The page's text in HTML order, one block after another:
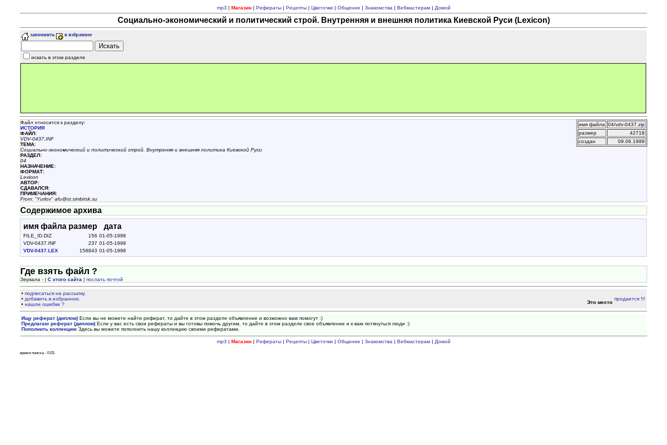
mp3 | Магазин| Рефераты| Рецепты| Цветочки | Общение | Знакомства | Вебмастерам| Домой
Социально-экономический и политический строй. Внутренняя и внешняя политика Киевской Руси (Lexicon)
запомнить в избранное
искать в этом разделе
имя файла
04/vdv-0437.zip
размер
42718
создан
09.06.1999
Файл относится к разделу:
ИСТОРИЯ
ФАЙЛ:
VDV-0437.INF
ТЕМА:
Социально-экономический и политический строй. Внутреняя и внешняя политика Киевской Руси
РАЗДЕЛ:
04
НАЗHАЧЕНИЕ:
ФОРМАТ:
Lexicon
АВТОР:
СДАВАЛСЯ:
ПРИМЕЧАНИЯ:
From: "Yurlov" afu@st.simbirsk.su
Содержимое архива
имя файла размер дата
FILE_ID.DIZ 156 01-05-1998
VDV-0437.INF
237 01-05-1998
VDV-0437.LEX
158843 01-05-1998
Где взять файл ?
Зеркала - |С этого сайта |послать почтой
•подписаться на рассылку.
• добавить в избранное.
•нашли ошибки ? Это место
Ищу реферат (диплом) Если вы не можете найти реферат, то дайте в этом разделе объявление и возможно вам помогут :)
Предлагаю реферат (диплом) Если у вас есть свои рефераты и вы готовы помочь другим, то дайте в этом разделе свое объявление и к вам потянуться люди :)
Пополнить коллекцию Здесь вы можете пополнить нашу коллекцию своими рефератами.
mp3 | Магазин| Рефераты| Рецепты| Цветочки | Общение | Знакомства | Вебмастерам| Домой
время поиска - 0.03.